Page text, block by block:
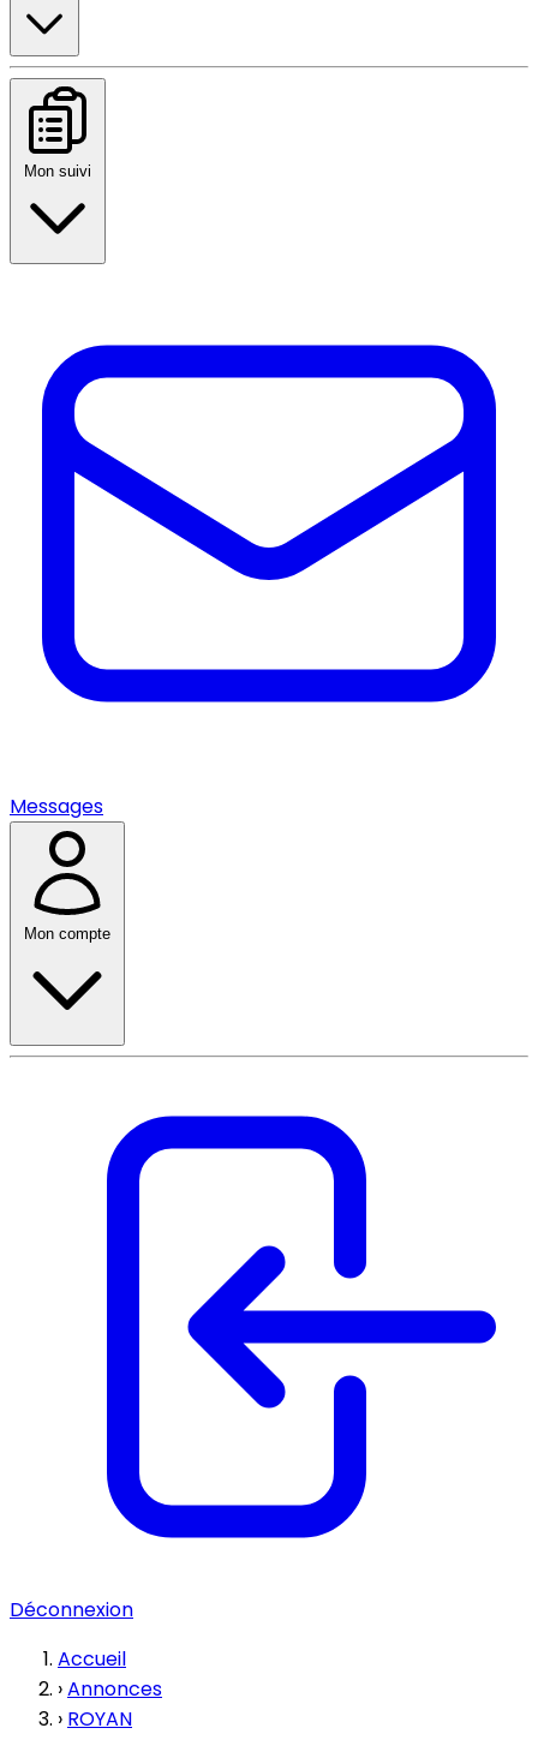
Mon suivi
Messages
Mon compte
Déconnexion
Accueil
›Annonces
› ROYAN